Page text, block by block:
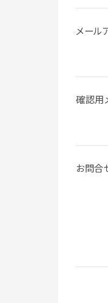
メール
確認用
お問合